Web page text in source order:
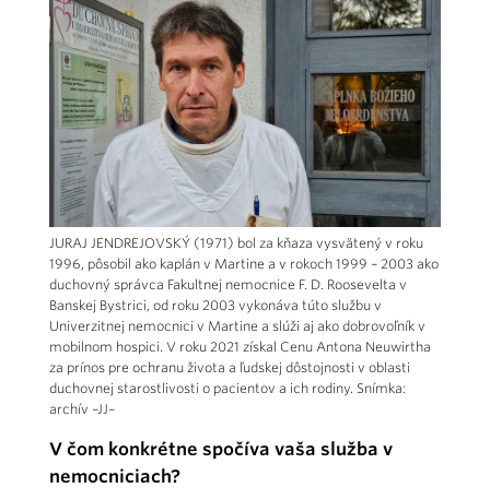
JURAJ JENDREJOVSKÝ (1971) bol za kňaza vysvätený v roku
1996, pôsobil ako kaplán v Martine a v rokoch 1999 – 2003 ako
duchovný správca Fakultnej nemocnice F. D. Roosevelta v
Banskej Bystrici, od roku 2003 vykonáva túto službu v
Univerzitnej nemocnici v Martine a slúži aj ako dobrovoľník v
mobilnom hospici. V roku 2021 získal Cenu Antona Neuwirtha
za prínos pre ochranu života a ľudskej dôstojnosti v oblasti
duchovnej starostlivosti o pacientov a ich rodiny. Snímka:
archív –JJ–
V čom konkrétne spočíva vaša služba v
nemocniciach?